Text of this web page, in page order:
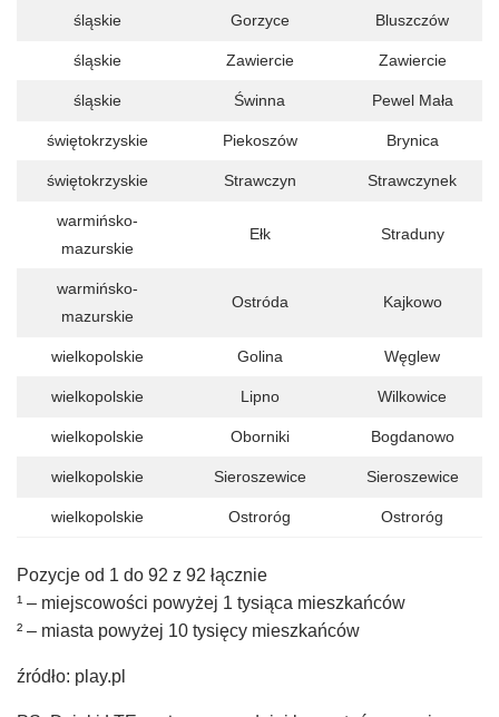
śląskie Gorzyce Bluszczów
śląskie Zawiercie Zawiercie
śląskie Świnna Pewel Mała
świętokrzyskie Piekoszów Brynica
świętokrzyskie Strawczyn Strawczynek
warmińsko-
mazurskie
Ełk Straduny
warmińsko-
mazurskie
Ostróda Kajkowo
wielkopolskie Golina Węglew
wielkopolskie Lipno Wilkowice
wielkopolskie Oborniki Bogdanowo
wielkopolskie Sieroszewice Sieroszewice
wielkopolskie Ostroróg Ostroróg
Pozycje od 1 do 92 z 92 łącznie
¹ – miejscowości powyżej 1 tysiąca mieszkańców
² – miasta powyżej 10 tysięcy mieszkańców
źródło: play.pl